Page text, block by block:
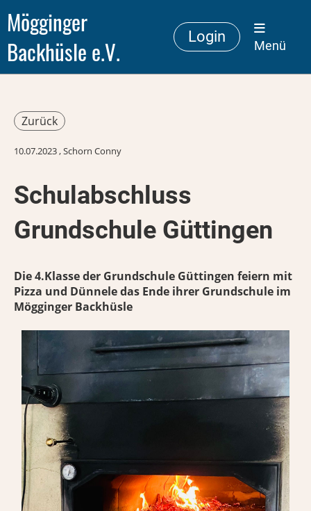
Mögginger
Backhüsle e.V.
Login
Menü
Zurück
10.07.2023, Schorn Conny
Schulabschluss
Grundschule Güttingen
Die 4.Klasse der Grundschule Güttingen feiern mit
Pizza und Dünnele das Ende ihrer Grundschule im
Mögginger Backhüsle